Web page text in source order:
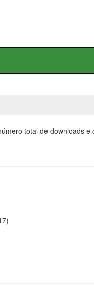
total de downloads